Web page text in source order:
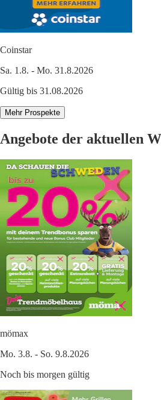
Coinstar
Sa. 1.8. - Mo. 31.8.2026
Gültig bis 31.08.2026
Mehr Prospekte
Angebote der aktuellen
mömax
Mo. 3.8. - So. 9.8.2026
Noch bis morgen gültig